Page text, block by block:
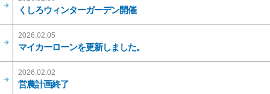
くしろウィンターガーデン開催
2026.02.05
マイカーローンを更新しました。
2026.02.02
営農計画終了